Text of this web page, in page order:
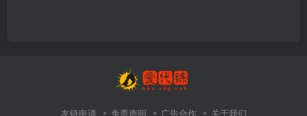
友链申请 免责声明 广告合作 关于我们